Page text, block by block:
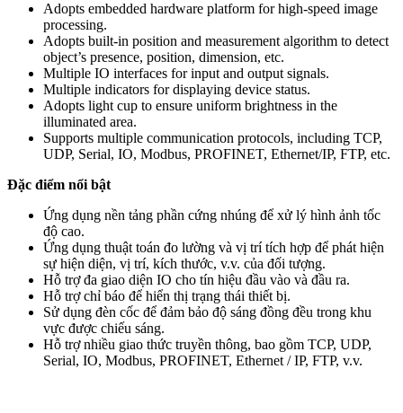
Adopts embedded hardware platform for high-speed image
processing.
Adopts built-in position and measurement algorithm to detect
object’s presence, position, dimension, etc.
Multiple IO interfaces for input and output signals.
Multiple indicators for displaying device status.
Adopts light cup to ensure uniform brightness in the
illuminated area.
Supports multiple communication protocols, including TCP,
UDP, Serial, IO, Modbus, PROFINET, Ethernet/IP, FTP, etc.
Đặc điểm nổi bật
Ứng dụng nền tảng phần cứng nhúng để xử lý hình ảnh tốc
độ cao.
Ứng dụng thuật toán đo lường và vị trí tích hợp để phát hiện
sự hiện diện, vị trí, kích thước, v.v. của đối tượng.
Hỗ trợ đa giao diện IO cho tín hiệu đầu vào và đầu ra.
Hỗ trợ chỉ báo để hiển thị trạng thái thiết bị.
Sử dụng đèn cốc để đảm bảo độ sáng đồng đều trong khu
vực được chiếu sáng.
Hỗ trợ nhiều giao thức truyền thông, bao gồm TCP, UDP,
Serial, IO, Modbus, PROFINET, Ethernet / IP, FTP, v.v.